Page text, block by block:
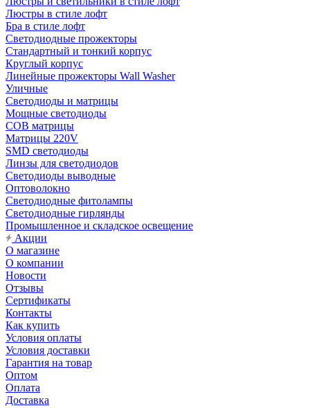
Люстры в стиле лофт
Бра в стиле лофт
Светодиодные прожекторы
Стандартный и тонкий корпус
Круглый корпус
Линейные прожекторы Wall Washer
Уличные
Светодиоды и матрицы
Мощные светодиоды
COB матрицы
Матрицы 220V
SMD светодиоды
Линзы для светодиодов
Светодиоды выводные
Оптоволокно
Светодиодные фитолампы
Светодиодные гирлянды
Промышленное и складское освещение
Акции
О магазине
О компании
Новости
Отзывы
Сертификаты
Контакты
Как купить
Условия оплаты
Условия доставки
Гарантия на товар
Оптом
Оплата
Доставка